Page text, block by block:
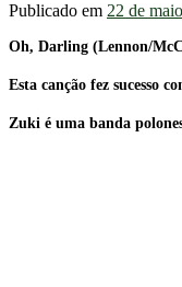
Publicado em 22 de
Oh, Darling (Lennon/
Esta canção fez sucesso
Zuki é uma banda